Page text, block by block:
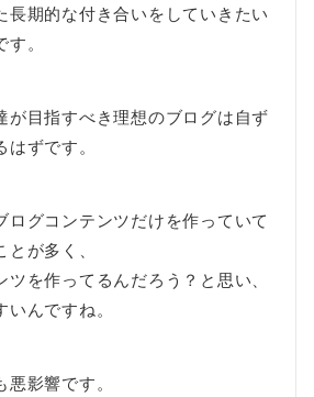
長期的な付き合いをしていきたい
。
が目指すべき理想のブログは自ず
ずです。
ログコンテンツだけを作っていて
が多く、
ツを作ってるんだろう？と思い、
んですね。
影響です。